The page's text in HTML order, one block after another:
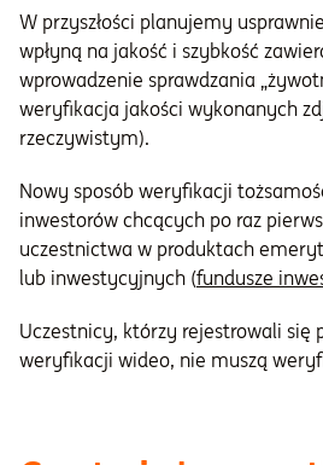
W przyszłości planujemy
wpłyną na jakość i szybkość
wprowadzenie sprawdzania
weryfikacja jakości wykonanych
rzeczywistym).
Nowy sposób weryfikacji
inwestorów chcących po raz
uczestnictwa w produktach
lub inwestycyjnych (fundusze
Uczestnicy, którzy rejestrowali się
weryfikacji wideo, nie muszą